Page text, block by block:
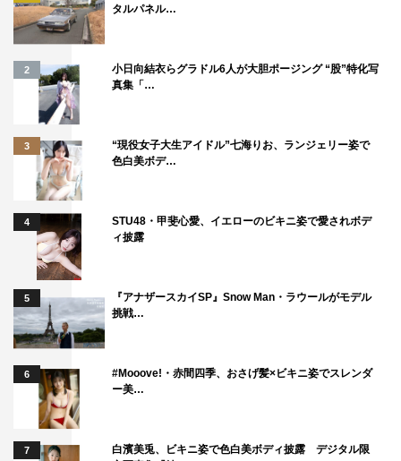
と思いましたし、料理に関する人間模様や、尾花中心に対
今回演じた明石には明石なりの正義があり、仕事も筋を通
しているからこそ社員がいて「グランメゾン東京」とも契
約ができていると思いました。若い人は特に、明石のよう
な効率重視の考えが正論だと思う方もいると思いますの
で、それぞれの正義というものを意識して撮影していまし
た。監督も現場をよく見ながら作り上げていたので、皆さ
んとてもいい雰囲気の中で自然に空気感のあるお芝居がで
きたと思います。
明石を演じる上で自分の中でいろいろ工夫をして、ちょっ
とクセをいれています。かなりいいスパイスになっている
はずですのでぜひお楽しみに！
スペシャルドラマ『グランメゾン東京』あらすじ
オープンからわずか一年でミシュランガイドの三つ星を獲
タルパネル…
2
小日向結衣らグラドル6人が大胆ポージング “股”特化写
真集「…
3
“現役女子大生アイドル”七海りお、ランジェリー姿で
色白美ボデ…
4
STU48・甲斐心愛、イエローのビキニ姿で愛されボデ
ィ披露
5
『アナザースカイSP』Snow Man・ラウールがモデル
挑戦…
6
#Mooove!・赤間四季、おさげ髪×ビキニ姿でスレンダ
ー美…
7
白濱美兎、ビキニ姿で色白美ボディ披露 デジタル限